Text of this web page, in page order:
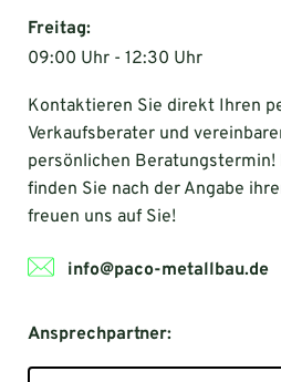
Freitag:
09:00 Uhr - 12:30 Uhr
Kontaktieren Sie direkt Ihren
Verkaufsberater und
persönlichen
finden Sie nach der Angabe
freuen uns auf Sie!
info@paco-metallbau.de
Ansprechpartner: